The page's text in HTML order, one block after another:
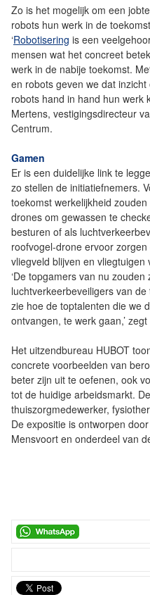
Zo is het mogelijk om een
robots hun werk in de
‘Robotisering is een
mensen wat het concreet
werk in de nabije toekomst.
en robots geven we dat
robots hand in hand hun werk
Mertens, vestigingsdirecteur
Centrum.
Gamen
Er is een duidelijke link te
zo stellen de initiatiefnemers.
toekomst werkelijkheid
drones om gewassen te
besturen of als
roofvogel-drone ervoor
vliegveld blijven en
‘De topgamers van nu
luchtverkeerbeveiligers van
zie hoe de toptalenten die we
ontvangen, te werk gaan,’
Het uitzendbureau HUBOT
concrete voorbeelden van
beter zijn uit te oefenen, ook
tot de huidige arbeidsmarkt.
thuiszorgmedewerker,
De expositie is ontworpen
Mensvoort en onderdeel van